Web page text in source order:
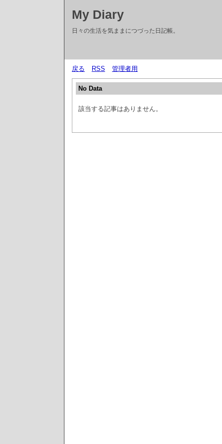
My Diary
日々の生活を気ままにつづった日記帳。
戻る RSS 管理者用
No Data
該当する記事はありません。